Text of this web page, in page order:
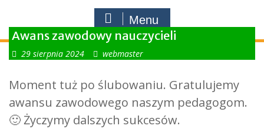
Menu
Awans zawodowy nauczycieli
29 sierpnia 2024 webmaster
Moment tuż po ślubowaniu. Gratulujemy
awansu zawodowego naszym pedagogom.
🙂 Życzymy dalszych sukcesów.